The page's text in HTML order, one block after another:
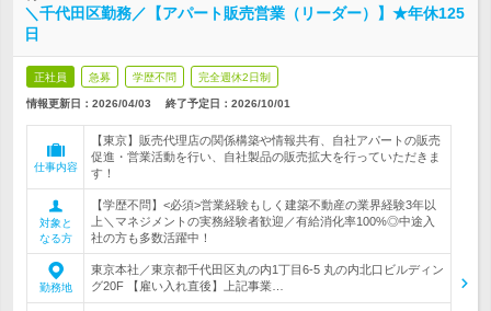
＼千代田区勤務／【アパート販売営業（リーダー）】★年休125
日
正社員 急募 学歴不問 完全週休2日制
情報更新日：2026/04/03 終了予定日： 2026/10/01
仕事内容
【東京】販売代理店の関係構築や情報共有、自社アパートの販売
促進・営業活動を行い、自社製品の販売拡大を行っていただきま
す！
対象と
なる方
【学歴不問】<必須>営業経験もしく建築不動産の業界経験3年以
上＼マネジメントの実務経験者歓迎／有給消化率100%◎中途入
社の方も多数活躍中！
勤務地
東京本社／東京都千代田区丸の内1丁目6‐5 丸の内北口ビルディン
グ20F 【雇い入れ直後】上記事業…